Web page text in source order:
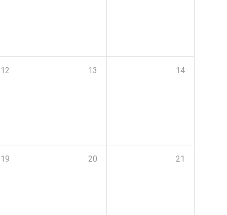
12 13 14
19 20 21